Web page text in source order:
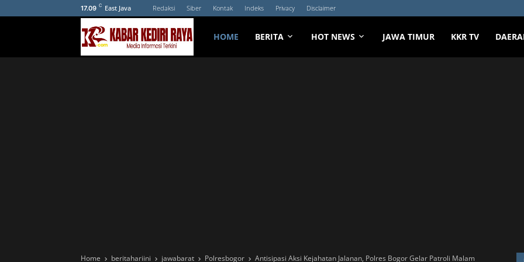
17.09 C East Java Redaksi Siber Kontak Indeks Privacy Disclaimer
HOME BERITA HOT NEWS JAWA TIMUR KKR TV
Home beritahariini jawabarat Polresbogor Antisipasi Aksi Kejahatan Jalanan, Polres Bogor Gelar Patroli Malam